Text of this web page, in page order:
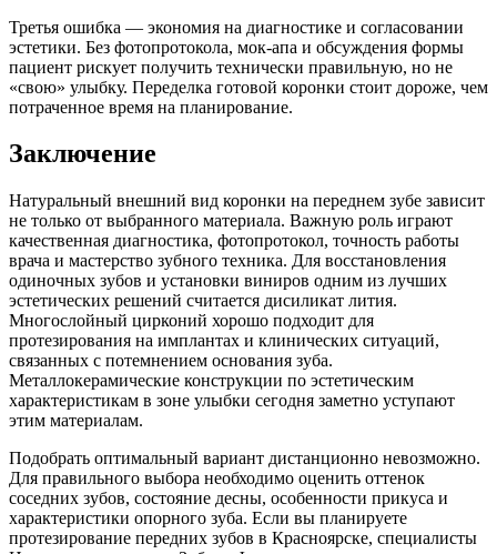
Третья ошибка — экономия на диагностике и согласовании
эстетики. Без фотопротокола, мок-апа и обсуждения формы
пациент рискует получить технически правильную, но не
«свою» улыбку. Переделка готовой коронки стоит дороже, чем
потраченное время на планирование.
Заключение
Натуральный внешний вид коронки на переднем зубе зависит
не только от выбранного материала. Важную роль играют
качественная диагностика, фотопротокол, точность работы
врача и мастерство зубного техника. Для восстановления
одиночных зубов и установки виниров одним из лучших
эстетических решений считается дисиликат лития.
Многослойный цирконий хорошо подходит для
протезирования на имплантах и клинических ситуаций,
связанных с потемнением основания зуба.
Металлокерамические конструкции по эстетическим
характеристикам в зоне улыбки сегодня заметно уступают
этим материалам.
Подобрать оптимальный вариант дистанционно невозможно.
Для правильного выбора необходимо оценить оттенок
соседних зубов, состояние десны, особенности прикуса и
характеристики опорного зуба. Если вы планируете
протезирование передних зубов в Красноярске, специалисты